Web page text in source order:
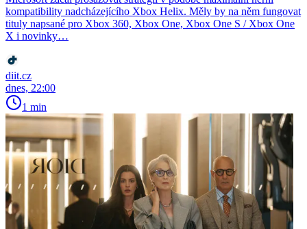
kompatibility nadcházejícího Xbox Helix. Měly by na něm fungovat
tituly napsané pro Xbox 360, Xbox One, Xbox One S / Xbox One
X i novinky…
diit.cz
dnes, 22:00
1 min